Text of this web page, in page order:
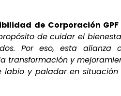
de Corporación GPF
de cuidar el
Por eso, esta alianza
transformación y
labio y paladar en situación